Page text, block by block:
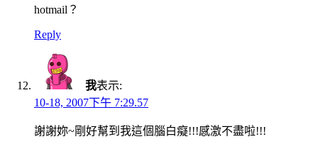
hotmail？
Reply
我表示:
10-18, 2007下午 7:29.57
謝謝妳~剛好幫到我這個腦白癡!!!感激不盡啦!!!